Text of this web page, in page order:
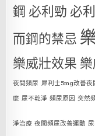
鋼 必利勁 必
而鋼的禁忌
樂威壯效果
夜間頻尿 犀利士5mg改善
麼 尿不乾淨 頻尿原因 突然
淨治療 夜間頻尿改善運動